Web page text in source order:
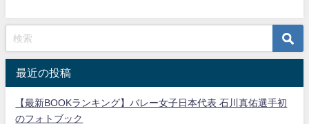
最近の投稿
【最新BOOKランキング】バレー女子日本代表 石川真佑選手初
のフォトブック